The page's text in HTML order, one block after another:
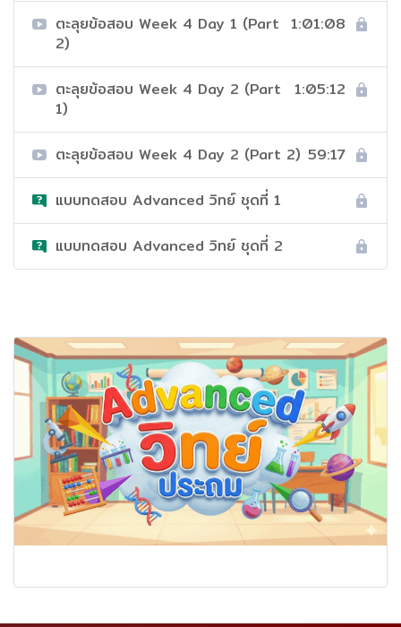
ตะลุยข้อสอบ Week 4 Day 1 (Part
2)
1:01:08
ตะลุยข้อสอบ Week 4 Day 2 (Part
1)
1:05:12
ตะลุยข้อสอบ Week 4 Day 2 (Part 2) 59:17
แบบทดสอบ Advanced วิทย์ ชุดที่ 1
แบบทดสอบ Advanced วิทย์ ชุดที่ 2